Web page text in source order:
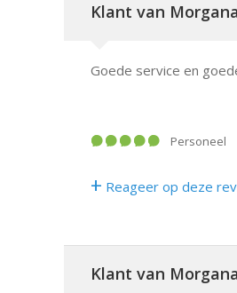
Klant van
Goede service en
Personeel
+ Reageer op deze
Klant van